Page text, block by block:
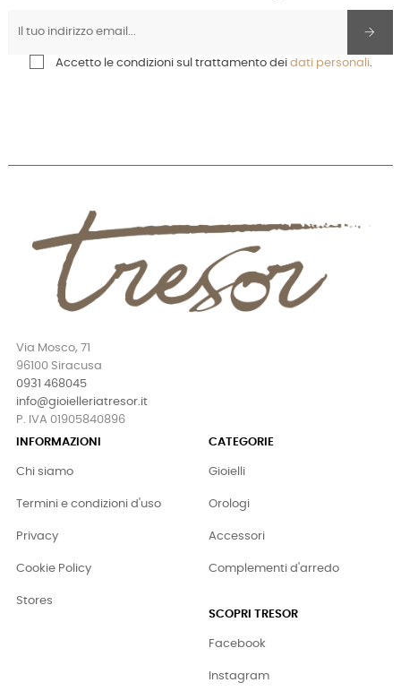
Accetto le condizioni sul trattamento dei dati personali.
Via Mosco, 71
96100 Siracusa
0931 468045
info@gioielleriatresor.it
P. IVA 01905840896
INFORMAZIONI
Chi siamo
Termini e condizioni d'uso
Privacy
Cookie Policy
Stores
CATEGORIE
Gioielli
Orologi
Accessori
Complementi d'arredo
SCOPRI TRESOR
Facebook
Instagram